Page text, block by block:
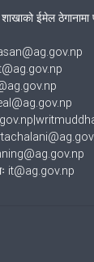
शाखाको ईमेल
it@ag.gov.np